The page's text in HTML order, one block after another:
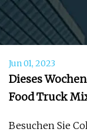
Jun 01, 2023
Dieses
Food Truck
Besuchen Sie